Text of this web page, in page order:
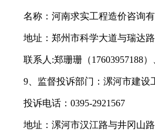
名称：河南求实工程造价咨询有
地址：郑州市科学大道与瑞达路
联系人:郑珊珊（17603957188）
9、监督投诉部门：漯河市建设
投诉电话：0395-2921567
地址：漯河市汉江路与井冈山路